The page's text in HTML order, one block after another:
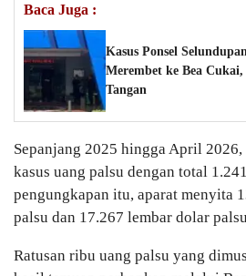
Baca Juga :
Kasus Ponsel
Merembet ke Bea
Tangan
Sepanjang 2025 hingga April
kasus uang palsu dengan total
pengungkapan itu, aparat menyita
palsu dan 17.267 lembar dolar
Ratusan ribu uang palsu yang